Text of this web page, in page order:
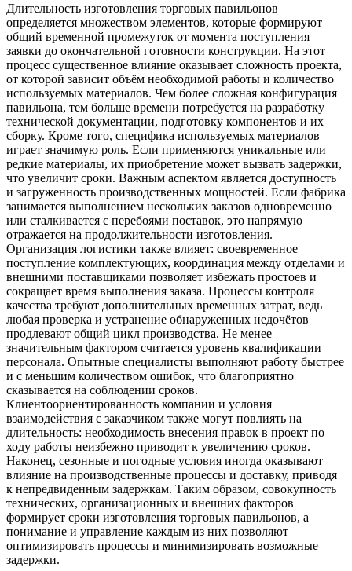
Длительность изготовления торговых павильонов
определяется множеством элементов, которые формируют
общий временной промежуток от момента поступления
заявки до окончательной готовности конструкции. На этот
процесс существенное влияние оказывает сложность проекта,
от которой зависит объём необходимой работы и количество
используемых материалов. Чем более сложная конфигурация
павильона, тем больше времени потребуется на разработку
технической документации, подготовку компонентов и их
сборку. Кроме того, специфика используемых материалов
играет значимую роль. Если применяются уникальные или
редкие материалы, их приобретение может вызвать задержки,
что увеличит сроки. Важным аспектом является доступность
и загруженность производственных мощностей. Если фабрика
занимается выполнением нескольких заказов одновременно
или сталкивается с перебоями поставок, это напрямую
отражается на продолжительности изготовления.
Организация логистики также влияет: своевременное
поступление комплектующих, координация между отделами и
внешними поставщиками позволяет избежать простоев и
сокращает время выполнения заказа. Процессы контроля
качества требуют дополнительных временных затрат, ведь
любая проверка и устранение обнаруженных недочётов
продлевают общий цикл производства. Не менее
значительным фактором считается уровень квалификации
персонала. Опытные специалисты выполняют работу быстрее
и с меньшим количеством ошибок, что благоприятно
сказывается на соблюдении сроков.
Клиентоориентированность компании и условия
взаимодействия с заказчиком также могут повлиять на
длительность: необходимость внесения правок в проект по
ходу работы неизбежно приводит к увеличению сроков.
Наконец, сезонные и погодные условия иногда оказывают
влияние на производственные процессы и доставку, приводя
к непредвиденным задержкам. Таким образом, совокупность
технических, организационных и внешних факторов
формирует сроки изготовления торговых павильонов, а
понимание и управление каждым из них позволяют
оптимизировать процессы и минимизировать возможные
задержки.